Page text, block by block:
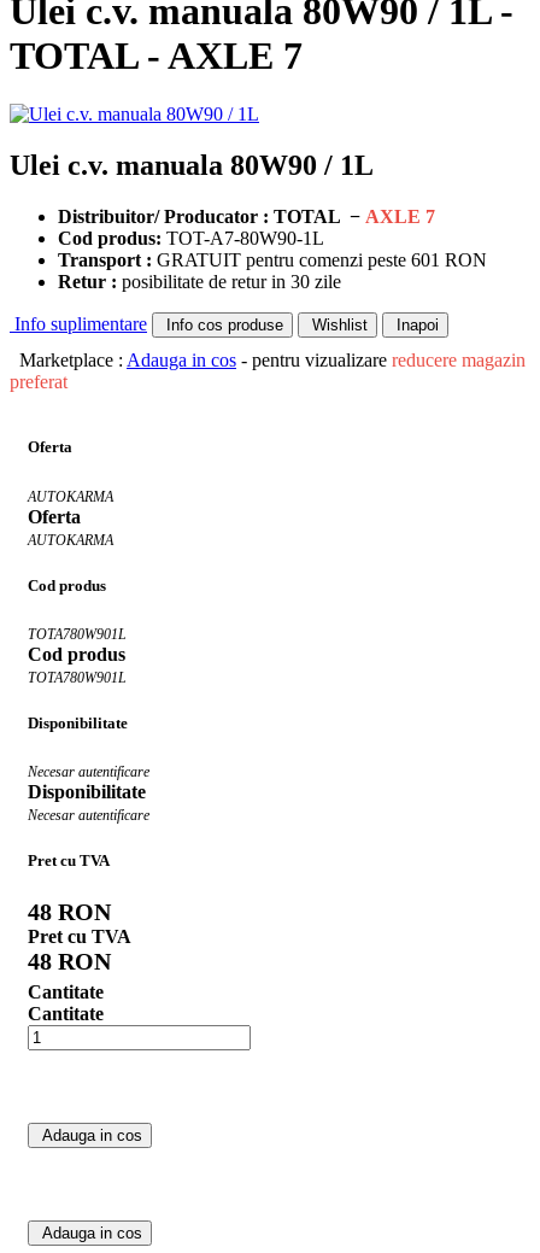
Ulei c.v. manuala 80W90 / 1L -
TOTAL - AXLE 7
Ulei c.v. manuala 80W90 / 1L
Distribuitor/ Producator : TOTAL − AXLE 7
Cod produs: TOT-A7-80W90-1L
Transport : GRATUIT pentru comenzi peste 601 RON
Retur : posibilitate de retur in 30 zile
Info suplimentare Info cos produse Wishlist Inapoi
Marketplace : Adauga in cos - pentru vizualizare reducere magazin
preferat
Oferta
AUTOKARMA
Oferta
AUTOKARMA
Cod produs
TOTA780W901L
Cod produs
TOTA780W901L
Disponibilitate
Necesar autentificare
Disponibilitate
Necesar autentificare
Pret cu TVA
48 RON
Pret cu TVA
48 RON
Cantitate
Cantitate
Adauga in cos
Adauga in cos